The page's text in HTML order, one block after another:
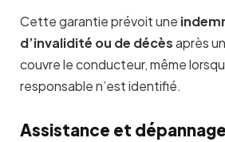
Cette garantie prévoit une
d’invalidité ou de décèsaprès
couvre le conducteur, même
responsable n’est identifié.
Assistance et dépannage